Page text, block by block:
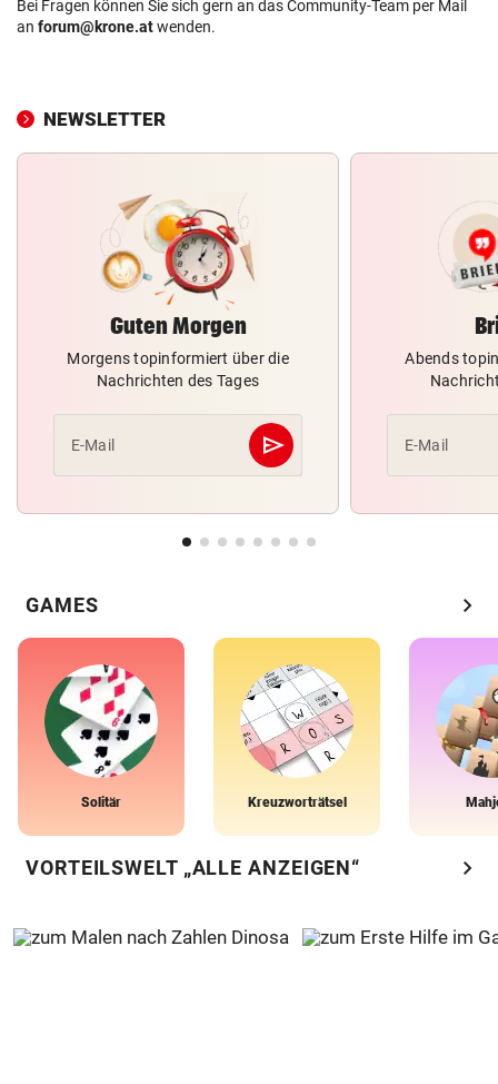
Bei Fragen können Sie sich gern an das Community-Team per Mail
an forum@krone.atwenden.
NEWSLETTER
Guten Morgen
Morgens topinformiert über die
Nachrichten des Tages
E-Mail send
Abschicken
Abends
E-Mail
GAMES chevron_right
Solitär Kreuzworträtsel
VORTEILSWELT „ALLE ANZEIGEN“ chevron_right